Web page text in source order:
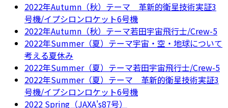
2022年Autumn（秋）テーマ 革新的衛星技術実証3
号機/イプシロンロケット6号機
2022年Autumn（秋）テーマ若田宇宙飛行士/Crew-5
2022年Summer（夏）テーマ宇宙・空・地球について
考える夏休み
2022年Summer（夏）テーマ若田宇宙飛行士/Crew-5
2022年Summer（夏）テーマ 革新的衛星技術実証3
号機/イプシロンロケット6号機
2022 Spring（JAXA's87号）